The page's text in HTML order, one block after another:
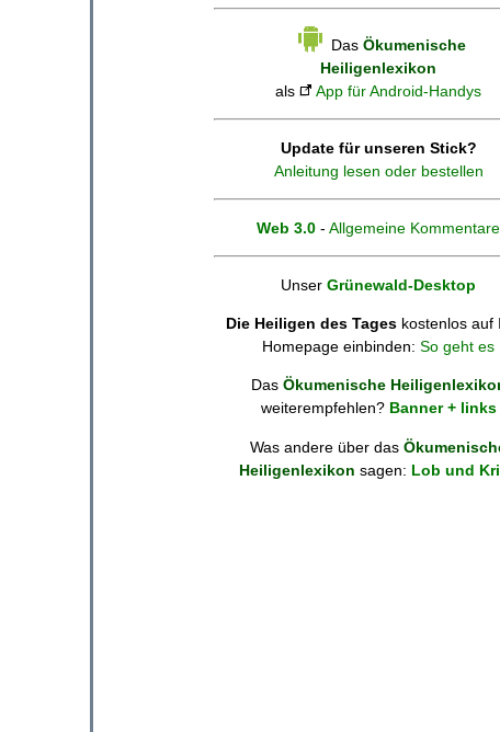
Das Ökumenische
Heiligenlexikon
als
App für Android-Handys
Update für unseren Stick?
Anleitung lesen oder bestellen
Web 3.0 - Allgemeine Kommentare
Unser Grünewald-Desktop
Die Heiligen des Tages kostenlos auf
Homepage einbinden: So geht es
Das Ökumenische
weiterempfehlen? Banner + links
Was andere über das
Heiligenlexikon sagen: Lob und